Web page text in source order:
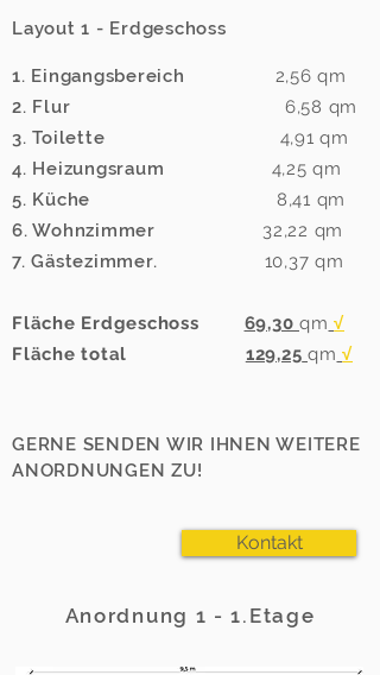
Layout 1 - Erdgeschoss
1. Eingangsbereich 2,56 qm
2. Flur 6,58 qm
3. Toilette
4,91 qm
4. Heizungsraum 4,25 qm
5. Küche
8,41 qm
6. Wohnzimmer 32,22 qm
7. Gästezimmer.
10,37 qm
Fläche Erdgeschoss 69,30 qm √
Fläche total 129,25 qm √
GERNE SENDEN WIR IHNEN WEITERE
ANORDNUNGEN ZU!
Kontakt
Anordnung 1 - 1.Etage